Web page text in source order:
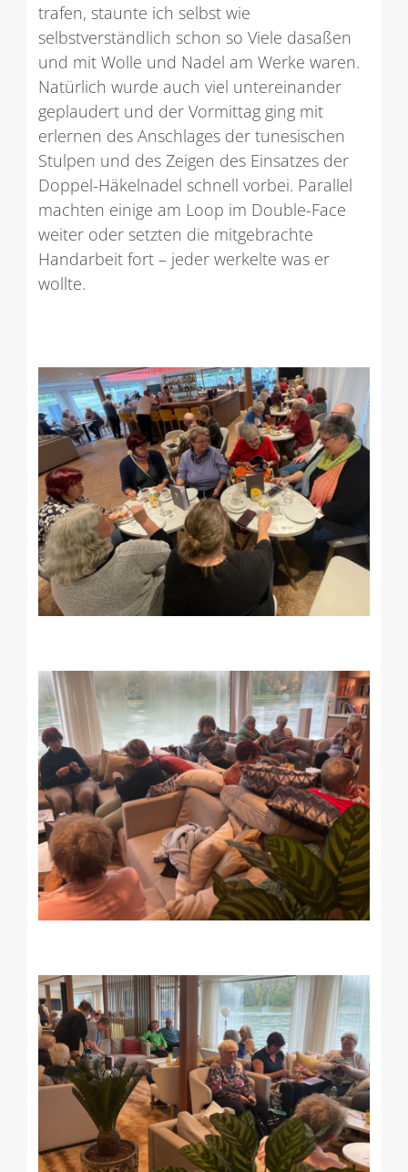
trafen, staunte ich selbst wie
selbstverständlich schon so Viele dasaßen
und mit Wolle und Nadel am Werke waren.
Natürlich wurde auch viel untereinander
geplaudert und der Vormittag ging mit
erlernen des Anschlages der tunesischen
Stulpen und des Zeigen des Einsatzes der
Doppel-Häkelnadel schnell vorbei. Parallel
machten einige am Loop im Double-Face
weiter oder setzten die mitgebrachte
Handarbeit fort – jeder werkelte was er
wollte.